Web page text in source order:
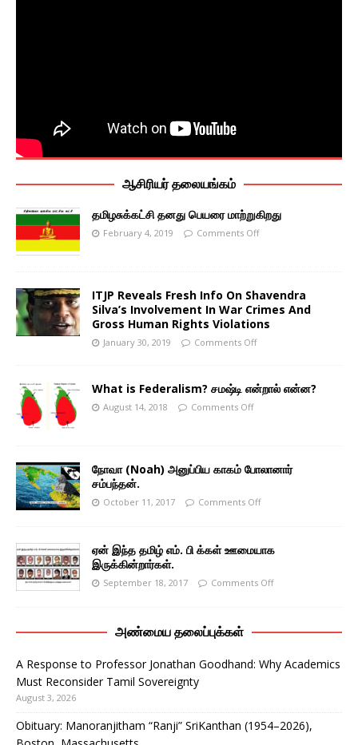
ஆசிரியர் தலையங்கம்
தமிழசுக்கட்சி தனது பெயரை மாற்றுகிறது
February 4, 2019 Comments Off
ITJP Reveals Fresh Info On Shavendra
Silva’s Involvement In War Crimes And
Gross Human Rights Violations
January 30, 2019 Comments Off
What is Federalism? சமஷ்டி என்றால் என்ன?
August 14, 2018 Comments Off
நோவா (Noah) அனுப்பிய காகம் போலானார்
சம்பந்தன்.
October 11, 2017 Comments Off
ஏன் இந்த தமிழ் எம். பி க்கள் ஊமையாக
இருக்கின்றார்கள்.
September 18, 2017 Comments Off
அண்மைய தலைப்புக்கள்
A Response to Professor Jonathan Goodhand: Why Academics
Must Reconsider Tamil Sovereignty
August 3, 2026
Obituary: Manoranjitham “Ranji” SriKanthan (1954–2026),